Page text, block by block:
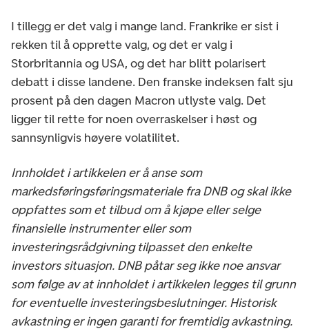
I tillegg er det valg i mange land. Frankrike er sist i
rekken til å opprette valg, og det er valg i
Storbritannia og USA, og det har blitt polarisert
debatt i disse landene. Den franske indeksen falt sju
prosent på den dagen Macron utlyste valg. Det
ligger til rette for noen overraskelser i høst og
sannsynligvis høyere volatilitet.
Innholdet i artikkelen er å anse som
markedsføringsføringsmateriale fra DNB og skal ikke
oppfattes som et tilbud om å kjøpe eller selge
finansielle instrumenter eller som
investeringsrådgivning tilpasset den enkelte
investors situasjon. DNB påtar seg ikke noe ansvar
som følge av at innholdet i artikkelen legges til grunn
for eventuelle investeringsbeslutninger. Historisk
avkastning er ingen garanti for fremtidig avkastning.